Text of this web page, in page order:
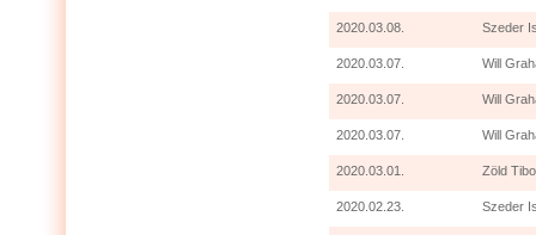
2020.03.08. Szeder
2020.03.07. Will
2020.03.07. Will
2020.03.07. Will
2020.03.01. Zöld
2020.02.23. Szeder